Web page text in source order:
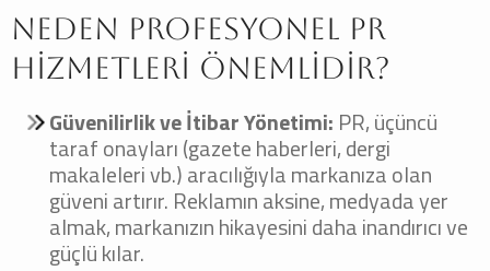
Neden Profesyonel PR
Hizmetleri Önemlidir?
Güvenilirlik ve İtibar Yönetimi: PR, üçüncü
taraf onayları (gazete haberleri, dergi
makaleleri vb.) aracılığıyla markanıza olan
güveni artırır. Reklamın aksine, medyada yer
almak, markanızın hikayesini daha inandırıcı ve
güçlü kılar.